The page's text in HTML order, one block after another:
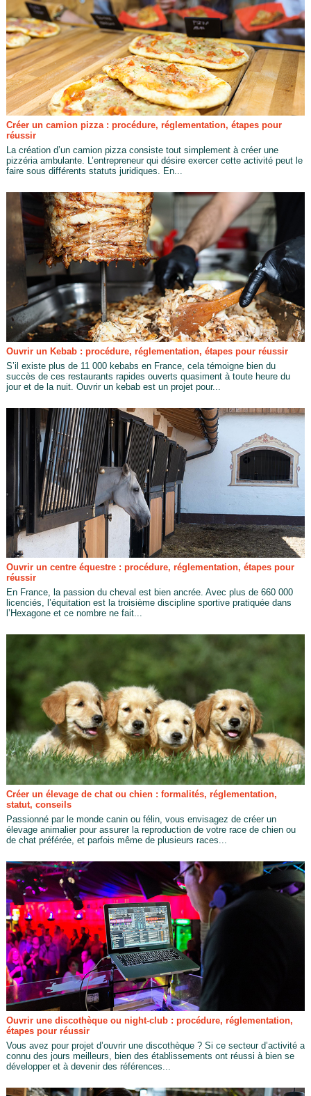
Créer un camion pizza : procédure, réglementation, étapes pour
réussir
La création d’un camion pizza consiste tout simplement à créer une
pizzéria ambulante. L’entrepreneur qui désire exercer cette activité peut le
faire sous différents statuts juridiques. En...
Ouvrir un Kebab : procédure, réglementation, étapes pour réussir
S’il existe plus de 11 000 kebabs en France, cela témoigne bien du
succès de ces restaurants rapides ouverts quasiment à toute heure du
jour et de la nuit. Ouvrir un kebab est un projet pour...
Ouvrir un centre équestre : procédure, réglementation, étapes pour
réussir
En France, la passion du cheval est bien ancrée. Avec plus de 660 000
licenciés, l’équitation est la troisième discipline sportive pratiquée dans
l’Hexagone et ce nombre ne fait...
Créer un élevage de chat ou chien : formalités, réglementation,
statut, conseils
Passionné par le monde canin ou félin, vous envisagez de créer un
élevage animalier pour assurer la reproduction de votre race de chien ou
de chat préférée, et parfois même de plusieurs races...
Ouvrir une discothèque ou night-club : procédure, réglementation,
étapes pour réussir
Vous avez pour projet d’ouvrir une discothèque ? Si ce secteur d’activité a
connu des jours meilleurs, bien des établissements ont réussi à bien se
développer et à devenir des références...